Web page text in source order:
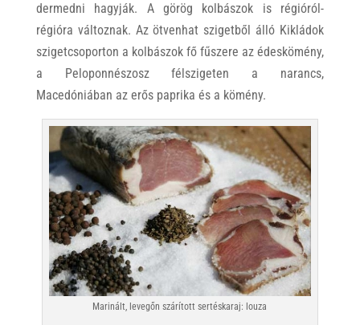
dermedni hagyják. A görög kolbászok is régióról-
régióra változnak. Az ötvenhat szigetből álló Kikládok
szigetcsoporton a kolbászok fő fűszere az édeskömény,
a Peloponnészosz félszigeten a narancs,
Macedóniában az erős paprika és a kömény.
Marinált, levegőn szárított sertéskaraj: louza